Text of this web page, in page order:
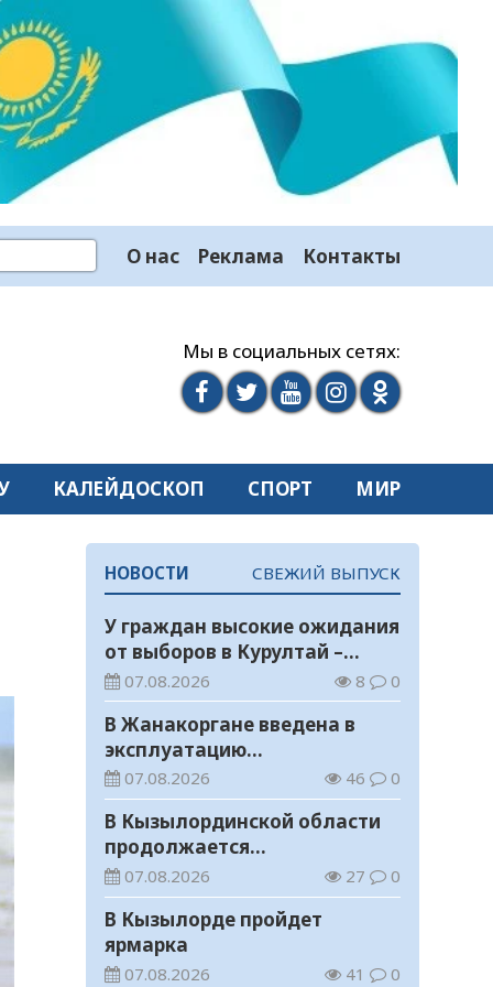
О нас Реклама Контакты
Мы в социальных сетях:
КАЛЕЙДОСКОП СПОРТ МИР
НОВОСТИ СВЕЖИЙ ВЫПУСК
У граждан высокие ожидания
от выборов в Курултай –
опрос общественного мнения
07.08.2026 8 0
В Жанакоргане введена в
эксплуатацию
водораспределительная
станция
07.08.2026 46 0
В Кызылординской области
продолжается
экологическая акция «Таза
Қазақстан»
07.08.2026 27 0
В Кызылорде пройдет
ярмарка
07.08.2026 41 0